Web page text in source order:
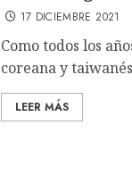
17 DICIEMBRE 2021
Como todos los
coreana y
LEER MÁS